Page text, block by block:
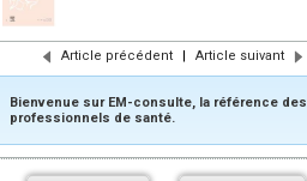
Article précédent | Article suivant
Bienvenue sur EM-consulte, la référence des
professionnels de santé.